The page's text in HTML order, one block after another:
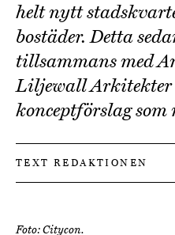
helt nytt
bostäder. Detta
tillsammans med
Liljewall
konceptförslag som
TEXT REDAKTIONEN
Foto: Citycon.